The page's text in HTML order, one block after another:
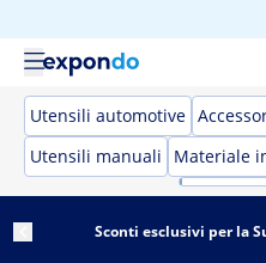
Utensili automotive
Utensili manuali
Materiale
Sconti esclusivi per la